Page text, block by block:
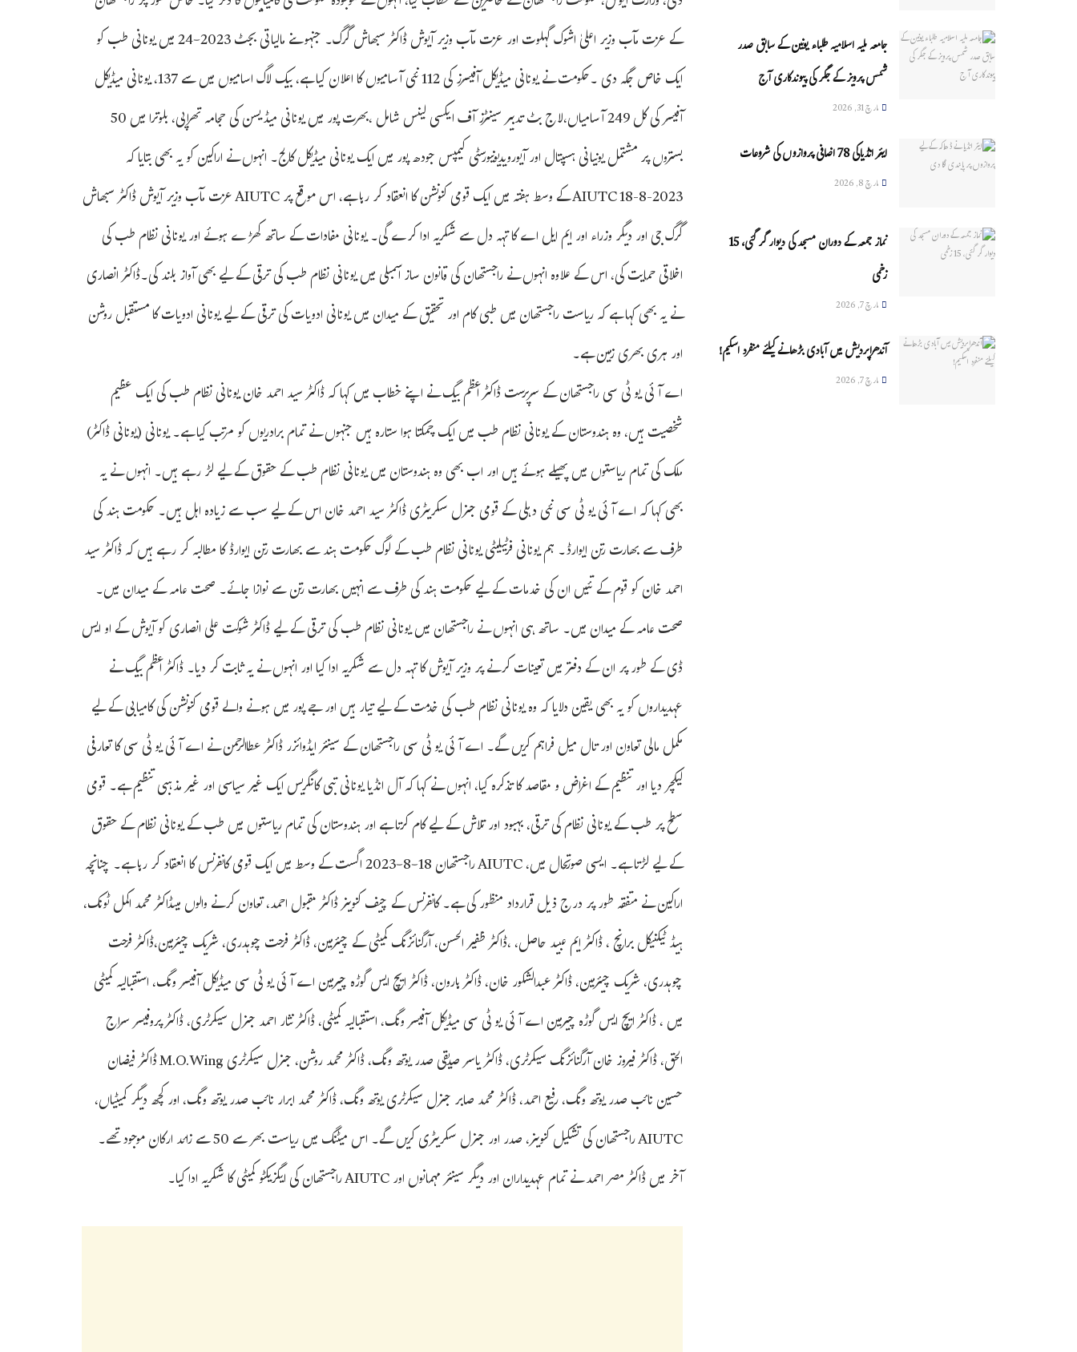
کے عزت مآب وزیر اعلیٰ اشوک گہلوت اور عزت مآب وزیر آیوش ڈاکٹر سبھاش گرگ۔ جنہوںنے مالیاتی بجٹ 2023-24 میں یونانی طب کو
ایک خاص جگہ دی ۔حکومت نے یونانی میڈیکل آفیسرز کی 112 نئی آسامیوں کا اعلان کیا ہے، بیک لاگ اسامیوں میں سے 137، یونانی میڈیکل
آفیسر کی کل 249 آسامیاں،لاج بٹ تدبیر سینٹرز آف ایکسی لینس شامل ،بھرت پور میں یونانی میڈیسن کی حجامہ تھراپی، بلوترا میں 50
بستروں پر مشتمل یونیانی ہسپتال اور آیورویدیونیورسٹی کیمپس جودھ پور میں ایک یونانی میڈیکل کالج۔ انہوں نے اراکین کو یہ بھی بتایا کہ
AIUTC 18-8-2023 کے وسط ہفتہ میں ایک قومی کنونشن کا انعقاد کر رہا ہے، اس موقع پر AIUTC عزت مآب وزیر آیوش ڈاکٹر سبھاش
گرگ جی اور دیگر وزراء اور ایم ایل اے کا تہہ دل سے شکریہ ادا کرے گی۔ یونانی مفادات کے ساتھ کھڑے ہوئے اور یونانی نظام طب کی
اخلاقی حمایت کی، اس کے علاوہ انہوں نے راجستھان کی قانون ساز اسمبلی میں یونانی نظام طب کی ترقی کے لیے بھی آواز بلند کی۔ڈاکٹر انصاری
نے یہ بھی کہا ہے کہ ریاست راجستھان میں طبی کام اور تحقیق کے میدان میں یونانی ادویات کی ترقی کے لیے یونانی ادویات کا مستقبل روشن
اور ہری بھری زمین ہے۔
اے آئی یو ٹی سی راجستھان کے سرپرست ڈاکٹر اعظم بیگ نے اپنے خطاب میں کہا کہ ڈاکٹر سید احمد خان یونانی نظام طب کی ایک عظیم
شخصیت ہیں، وہ ہندوستان کے یونانی نظام طب میں ایک چمکتا ہوا ستارہ ہیں جنہوں نے تمام برادریوں کو مرتب کیا ہے۔ یونانی (یونانی ڈاکٹر)
ملک کی تمام ریاستوں میں پھیلے ہوئے ہیں اور اب بھی وہ ہندوستان میں یونانی نظام طب کے حقوق کے لیے لڑ رہے ہیں۔ انہوں نے یہ
بھی کہا کہ اے آئی یو ٹی سی نئی دہلی کے قومی جنرل سکریٹری ڈاکٹر سید احمد خان اس کے لیے سب سے زیادہ اہل ہیں۔ حکومت ہند کی
طرف سے بھارت رتن ایوارڈ۔ ہم یونانی فرٹیلیٹی یونانی نظام طب کے لوگ حکومت ہند سے بھارت رتن ایوارڈ کا مطالبہ کر رہے ہیں کہ ڈاکٹر سید
احمد خان کو قوم کے تئیں ان کی خدمات کے لیے حکومت ہند کی طرف سے انہیں بھارت رتن سے نوازا جائے۔ صحت عامہ کے میدان میں۔
صحت عامہ کے میدان میں۔ ساتھ ہی انہوں نے راجستھان میں یونانی نظام طب کی ترقی کے لیے ڈاکٹر شوکت علی انصاری کو آیوش کے او ایس
ڈی کے طور پر ان کے دفتر میں تعینات کرنے پر وزیر آیوش کا تہہ دل سے شکریہ ادا کیا اور انہوں نے یہ ثابت کر دیا۔ ڈاکٹر اعظم بیگ نے
عہدیداروں کو یہ بھی یقین دلایا کہ وہ یونانی نظام طب کی خدمت کے لیے تیار ہیں اور جے پور میں ہونے والے قومی کنونشن کی کامیابی کے لیے
مکمل مالی تعاون اور تال میل فراہم کریں گے۔ اے آئی یو ٹی سی راجستھان کے سینئر ایڈوائزر ڈاکٹر عطاالرحمن نے اے آئی یو ٹی سی کا تعارفی
لیکچر دیا اور تنظیم کے اغراض و مقاصد کا تذکرہ کیا، انہوں نے کہا کہ آل انڈیا یونانی تبی کانگریس ایک غیر سیاسی اور غیر مذہبی تنظیم ہے۔ قومی
سطح پر طب کے یونانی نظام کی ترقی، بہبود اور تلاش کے لیے کام کرتا ہے اور ہندوستان کی تمام ریاستوں میں طب کے یونانی نظام کے حقوق
کے لیے لڑتا ہے۔ ایسی صورتحال میں، AIUTC راجستھان 18-8-2023 اگست کے وسط میں ایک قومی کانفرنس کا انعقاد کر رہا ہے۔ چنانچہ
اراکین نے متفقہ طور پر درج ذیل قرارداد منظور کی ہے۔ کانفرنس کے چیف کنوینر ڈاکٹر مقبول احمد، تعاون کرنے والوں میںڈاکٹر محمد اکمل ٹونک،
ہیڈ ٹیکنیکل برانچ ، ڈاکٹر ایم عبید حاصل، ،ڈاکٹر ظفیر الحسن، آرگنائزنگ کمیٹی کے چیئرمین، ڈاکٹر فرحت چوہدری، شریک چیئرمین،ڈاکٹر فرحت
چوہدری، شریک چیئرمین، ڈاکٹر عبدالشکور خان، ڈاکٹر ہارون، ڈاکٹر ایچ ایس گوڑہ چیرمین اے آئی یو ٹی سی میڈیکل آفیسر ونگ، استقبالیہ کمیٹی
میں ، ڈاکٹر ایچ ایس گوڑہ چیرمین اے آئی یو ٹی سی میڈیکل آفیسر ونگ، استقبالیہ کمیٹی، ڈاکٹر نثار احمد جنرل سیکرٹری، ڈاکٹر پروفیسر سراج
الحق، ڈاکٹر فیروز خان آرگنائزنگ سیکرٹری، ڈاکٹر یاسر صدیقی صدر یوتھ ونگ، ڈاکٹر محمد روشن، جنرل سیکرٹری M.O.Wing ڈاکٹر فیضان
حسین نائب صدر یوتھ ونگ، رفیع احمد، ڈاکٹر محمد صابر جنرل سیکرٹری یوتھ ونگ، ڈاکٹر محمد ابرار نائب صدر یوتھ ونگ، اور کچھ دیگر کمیٹیاں،
AIUTC راجستھان کی تشکیل کنوینر، صدر اور جنرل سکریٹری کریں گے۔ اس میٹنگ میں ریاست بھر سے 50 سے زائد ارکان موجود تھے۔
آخر میں ڈاکٹر مصر احمد نے تمام عہدیداران اور دیگر سینئر مہمانوں اور AIUTC راجستھان کی ایگزیکٹو کمیٹی کا شکریہ ادا کیا۔
جامعہ ملیہ اسلامیہ طلباء یونین کے سابق صدر
شمس پرویز کے جگر کی پیوندکاری آج
مارچ 31, 2026
ایئر انڈیاکی 78 اضافی پروازوں کی شروعات
مارچ 8, 2026
نماز جمعہ کے دوران مسجد کی دیوار گر گئی، 15
زخمی
مارچ 7, 2026
آندھراپردیش میں آبادی بڑھانے کیلئے منفرد اسکیم!
مارچ 7, 2026